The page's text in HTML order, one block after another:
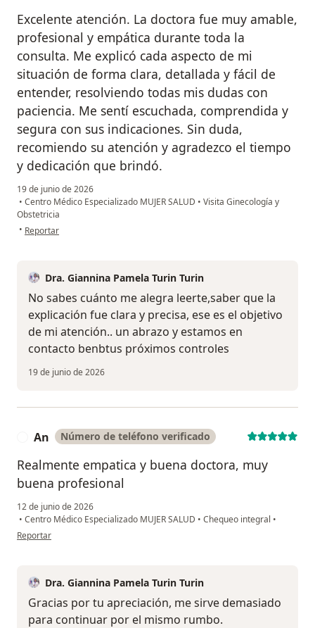
Excelente atención. La doctora fue muy amable,
profesional y empática durante toda la
consulta. Me explicó cada aspecto de mi
situación de forma clara, detallada y fácil de
entender, resolviendo todas mis dudas con
paciencia. Me sentí escuchada, comprendida y
segura con sus indicaciones. Sin duda,
recomiendo su atención y agradezco el tiempo
y dedicación que brindó.
19 de junio de 2026
• Centro Médico Especializado MUJER SALUD • Visita Ginecología y
Obstetricia
• en opinión del usuario Nicole
Reportar
Dra. Giannina Pamela Turin Turin
No sabes cuánto me alegra leerte,saber que la
explicación fue clara y precisa, ese es el objetivo
de mi atención.. un abrazo y estamos en
contacto benbtus próximos controles
19 de junio de 2026
An Número de teléfono verificado
Realmente empatica y buena doctora, muy
buena profesional
12 de junio de 2026
• Centro Médico Especializado MUJER SALUD • Chequeo integral •
en opinión del usuario An
Reportar
Dra. Giannina Pamela Turin Turin
Gracias por tu apreciación, me sirve demasiado
para continuar por el mismo rumbo.